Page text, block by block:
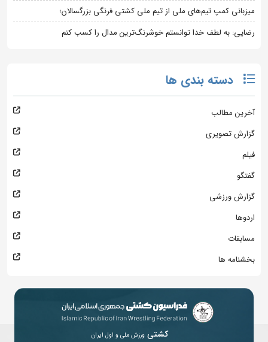
میزبانی کمپ تیم‌های ملی از تیم ملی کشتی فرنگی بزرگسالان؛
رضایی: به لطف خدا توانستم خوشرنگ‌ترین مدال را کسب کنم
دسته بندی ها
آخرین مطالب
گزارش تصویری
فیلم
گفتگو
گزارش ورزشی
اردوها
مسابقات
بخشنامه ها
کشتی ورزش ملی و اول ایران